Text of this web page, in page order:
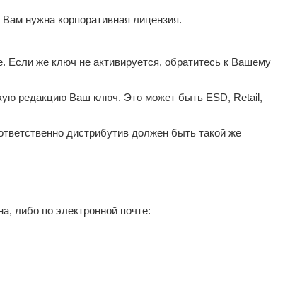
нужна корпоративная лицензия.
Если же ключ не активируется, обратитесь к Вашему
редакцию Ваш ключ. Это может быть ESD, Retail,
дистрибутив должен быть такой же
либо по электронной почте: